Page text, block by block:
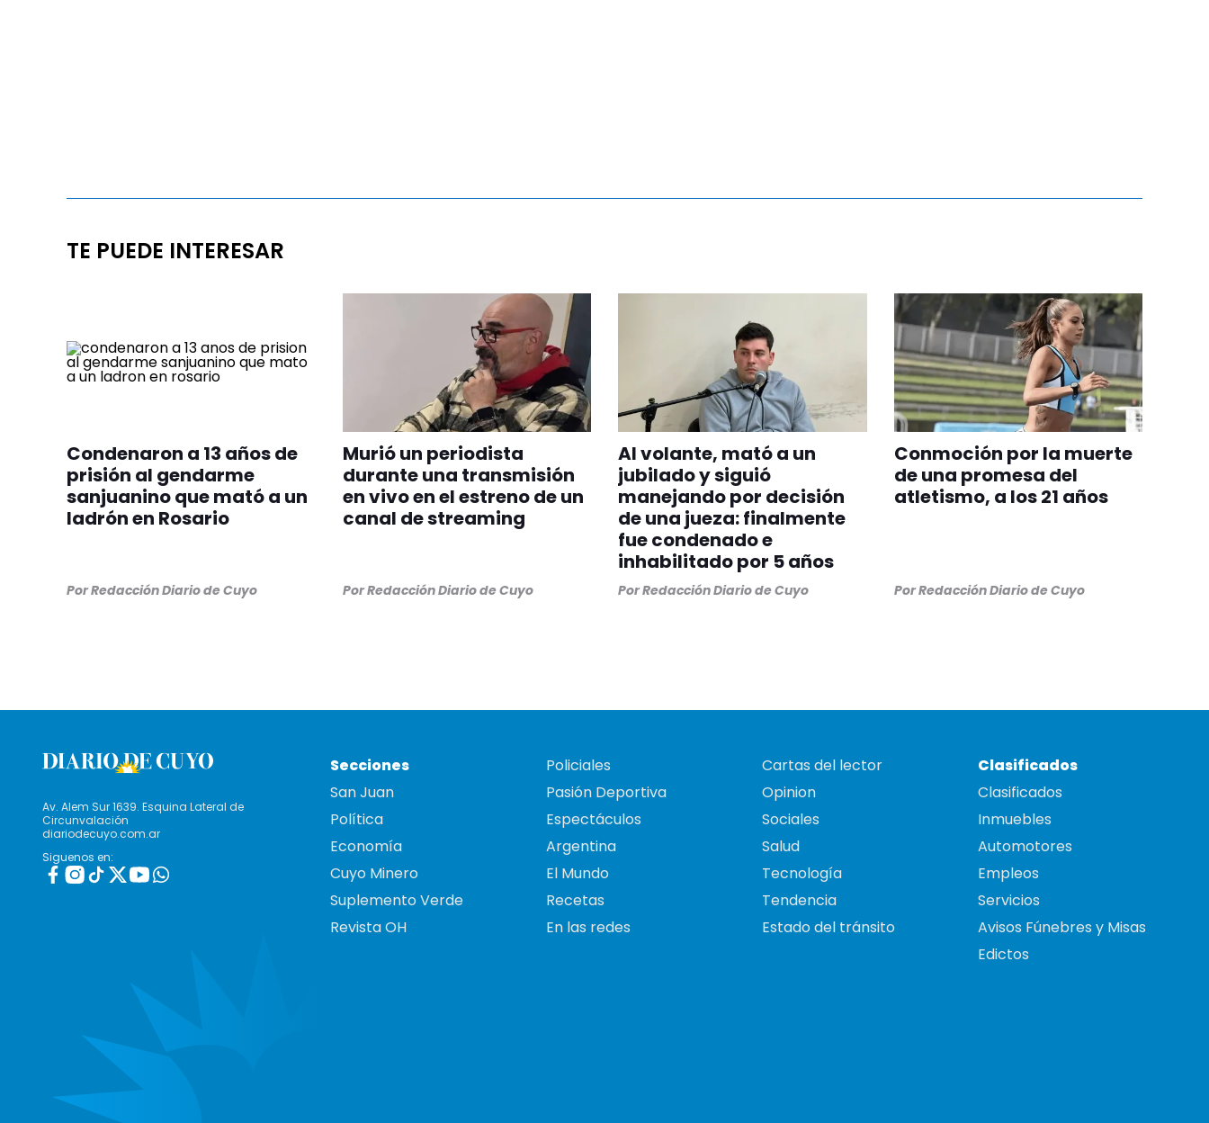
TE PUEDE INTERESAR
Condenaron a 13 años de
prisión al gendarme
sanjuanino que mató a un
ladrón en Rosario
PorRedacción Diario de Cuyo
Murió un periodista
durante una transmisión
en vivo en el estreno de un
canal de streaming
PorRedacción Diario de Cuyo
Al volante, mató a un
jubilado y siguió
manejando por decisión
de una jueza: finalmente
fue condenado e
inhabilitado por 5 años
PorRedacción Diario de Cuyo
Conmoción por la muerte
de una promesa del
atletismo, a los 21 años
PorRedacción Diario de Cuyo
Av. Alem Sur 1639. Esquina Lateral de
Circunvalación
diariodecuyo.com.ar
Siguenos en:
Secciones
San Juan
Política
Economía
Cuyo Minero
Suplemento Verde
Revista OH
Policiales
Pasión Deportiva
Espectáculos
Argentina
El Mundo
Recetas
En las redes
Cartas del lector
Opinion
Sociales
Salud
Tecnología
Tendencia
Estado del tránsito
Clasificados
Clasificados
Inmuebles
Automotores
Empleos
Servicios
Avisos Fúnebres y Misas
Edictos